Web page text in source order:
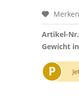
Artikel-
Gewicht
P